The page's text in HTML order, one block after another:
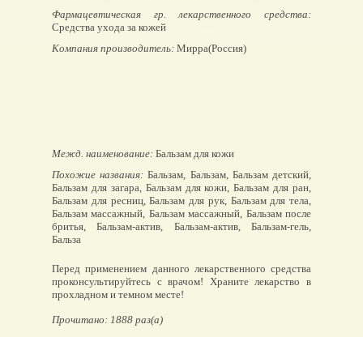
Фармацевтическая гр. лекарственного средства:
Средства ухода за кожей
Компания производитель: Мирра(Россия)
Межд. наименование: Бальзам для кожи
Похожие названия: Бальзам, Бальзам, Бальзам детский,
Бальзам для загара, Бальзам для кожи, Бальзам для ран,
Бальзам для ресниц, Бальзам для рук, Бальзам для тела,
Бальзам массажный, Бальзам массажный, Бальзам после
бритья, Бальзам-актив, Бальзам-актив, Бальзам-гель,
Бальза
Перед применением данного лекарственного средства
проконсультируйтесь с врачом! Храните лекарство в
прохладном и темном месте!
Прочитано: 1888 раз(а)